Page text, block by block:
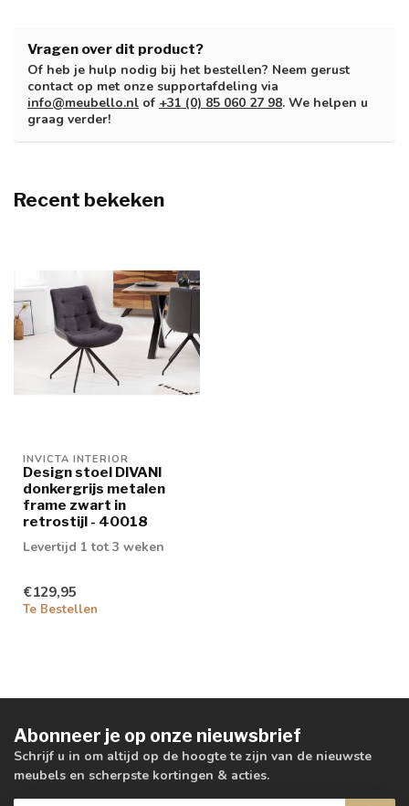
Vragen over dit product?
Of heb je hulp nodig bij het bestellen? Neem gerust
contact op met onze supportafdeling via
info@meubello.nl of +31 (0) 85 060 27 98. We helpen u
graag verder!
Recent bekeken
INVICTA INTERIOR
Design stoel DIVANI
donkergrijs metalen
frame zwart in
retrostijl - 40018
Levertijd 1 tot 3 weken
€129,95
Te Bestellen
Abonneer je op onze nieuwsbrief
Schrijf u in om altijd op de hoogte te zijn van de nieuwste
meubels en scherpste kortingen & acties.